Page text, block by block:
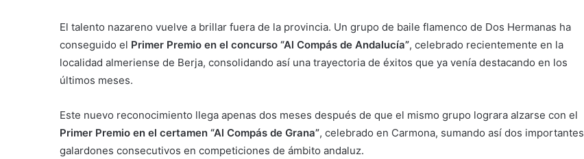
El talento nazareno vuelve a brillar fuera de la provincia. Un grupo de baile flamenco de Dos Hermanas ha
conseguido el Primer Premio en el concurso “Al Compás de Andalucía”, celebrado recientemente en la
localidad almeriense de Berja, consolidando así una trayectoria de éxitos que ya venía destacando en los
últimos meses.
Este nuevo reconocimiento llega apenas dos meses después de que el mismo grupo lograra alzarse con el
Primer Premio en el certamen “Al Compás de Grana”, celebrado en Carmona, sumando así dos importantes
galardones consecutivos en competiciones de ámbito andaluz.